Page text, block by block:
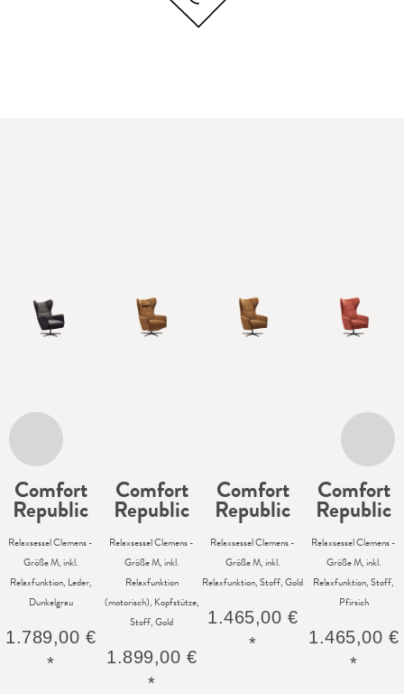
Comfort
Republic
Relaxsessel Clemens -
Größe M, inkl.
Relaxfunktion, Leder,
Dunkelgrau
1.789,00 €
*
Comfort
Republic
Relaxsessel Clemens -
Größe M, inkl.
Relaxfunktion
(motorisch), Kopfstütze,
Stoff, Gold
1.899,00 €
*
Comfort
Republic
Relaxsessel Clemens -
Größe M, inkl.
Relaxfunktion, Stoff, Gold
1.465,00 €
*
Comfort
Republic
Relaxsessel Clemens -
Größe M, inkl.
Relaxfunktion, Stoff,
Pfirsich
1.465,00 €
*